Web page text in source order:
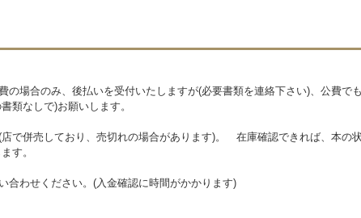
の場合のみ、後払いを受付いたしますが(必要書類を連絡下さい)、公費で
類なしで)お願いします。
で併売しており、売切れの場合があります)。 在庫確認できれば、本の
す。
合わせください。(入金確認に時間がかかります)